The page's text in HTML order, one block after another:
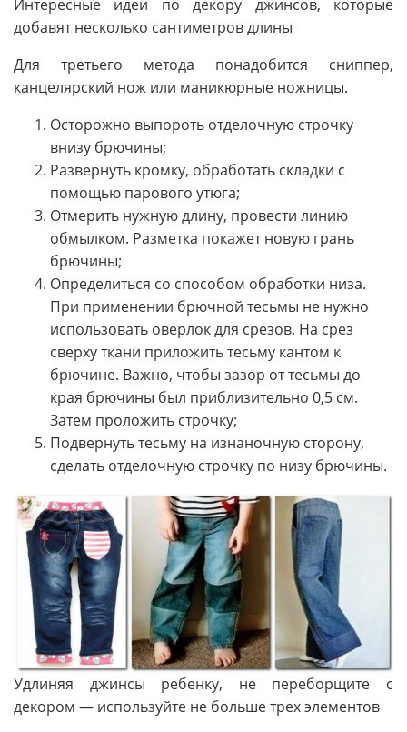
Интересные идеи по декору джинсов, которые
добавят несколько сантиметров длины
Для третьего метода понадобится сниппер,
канцелярский нож или маникюрные ножницы.
Осторожно выпороть отделочную строчку
внизу брючины;
Развернуть кромку, обработать складки с
помощью парового утюга;
Отмерить нужную длину, провести линию
обмылком. Разметка покажет новую грань
брючины;
Определиться со способом обработки низа.
При применении брючной тесьмы не нужно
использовать оверлок для срезов. На срез
сверху ткани приложить тесьму кантом к
брючине. Важно, чтобы зазор от тесьмы до
края брючины был приблизительно 0,5 см.
Затем проложить строчку;
Подвернуть тесьму на изнаночную сторону,
сделать отделочную строчку по низу брючины.
Удлиняя джинсы ребенку, не переборщите с
декором — используйте не больше трех элементов